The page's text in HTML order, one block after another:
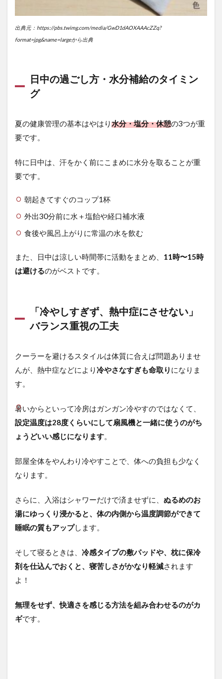
出典元：https://pbs.twimg.com/media/GwD1dAOXAAAcZZq?
format=jpg&name=largeから出典
日中の過ごし方・水分補給のタイミン
グ
夏の健康管理の基本はやはり水分・塩分・休憩の3つが重
要です。
特に日中は、汗をかく前にこまめに水分を取ることが重
要です。
朝起きてすぐのコップ1杯
外出30分前に水＋塩飴や経口補水液
食後や風呂上がりに常温の水を飲む
また、日中は涼しい時間帯に活動をまとめ、 11時〜15時
は避けるのがベストです。
「冷やしすぎず、熱中症にさせない」
バランス重視の工夫
クーラーを避けるスタイルは体質に合えば問題ありませ
んが、熱中症などにより冷やさなすぎも命取り になりま
す。
暑いからといって冷房はガンガン冷やすのではなくて、
設定温度は28度くらいにして扇風機と一緒に使うのがち
ょうどいい感じになります。
部屋全体をやんわり冷やすことで、体への負担も少なく
なります。
さらに、入浴はシャワーだけで済ませずに、 ぬるめのお
湯にゆっくり浸かると、体の内側から温度調節ができて
睡眠の質もアップします。
そして寝るときは、 冷感タイプの敷パッドや、枕に保冷
剤を仕込んでおくと、寝苦しさがかなり軽減されます
よ！
無理をせず、快適さを感じる方法を組み合わせるのがカ
ギです。